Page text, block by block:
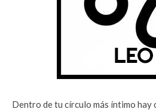
Dentro de tu círculo más íntimo hay